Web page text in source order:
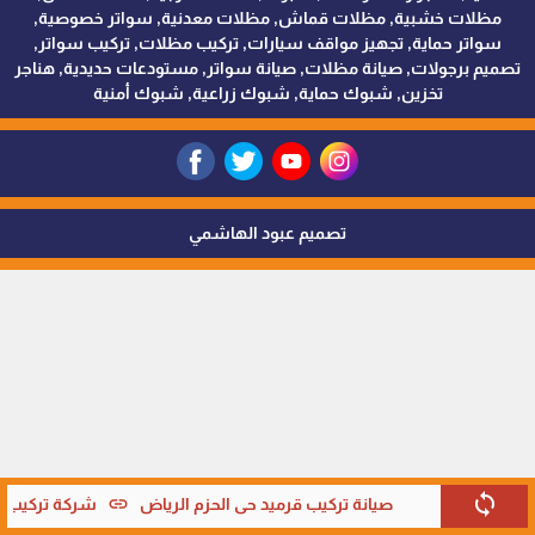
sync صيانة تركيب قرميد حي الحزم الرياض link شركة تركيب
مظلات خشبية, مظلات قماش, مظلات معدنية, سواتر خصوصية,
سواتر حماية, تجهيز مواقف سيارات, تركيب مظلات, تركيب سواتر,
تصميم برجولات, صيانة مظلات, صيانة سواتر, مستودعات حديدية, هناجر
تخزين, شبوك حماية, شبوك زراعية, شبوك أمنية
تصميم عبود الهاشمي